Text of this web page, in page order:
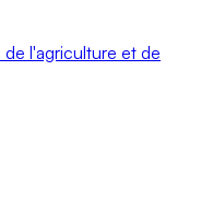
de l'agriculture et de